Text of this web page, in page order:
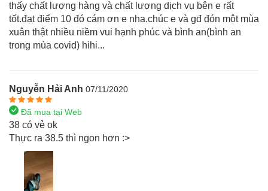
thấy chất lượng hàng và chất lượng dịch vụ bên e rất
tốt.đạt điểm 10 đó cám ơn e nha.chúc e và gđ đón một mùa
xuân thật nhiều niềm vui hạnh phúc và bình an(bình an
trong mùa covid) hihi...
Nguyễn Hải Anh 07/11/2020
Đã mua tại Web
38 có vẻ ok
Thực ra 38.5 thì ngon hơn :>